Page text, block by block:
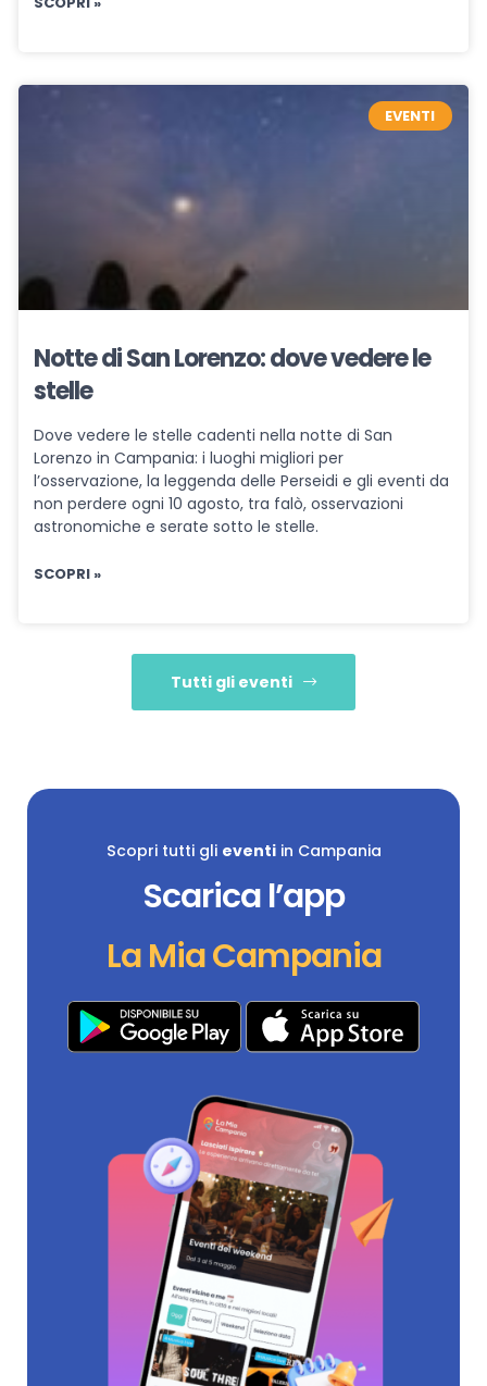
EVENTI
Notte di San Lorenzo: dove vedere le
stelle
Dove vedere le stelle cadenti nella notte di San
Lorenzo in Campania: i luoghi migliori per
l’osservazione, la leggenda delle Perseidi e gli eventi da
non perdere ogni 10 agosto, tra falò, osservazioni
astronomiche e serate sotto le stelle.
SCOPRI »
Tutti gli eventi
Scopri tutti gli eventiin Campania
Scarica l’app
La Mia Campania